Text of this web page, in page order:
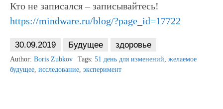
Кто не записался – записывайтесь!
https://mindware.ru/blog/?page_id=17722
30.09.2019 Будущее здоровье
Author: Boris Zubkov Tags: 51 день для изменений, желаемое
будущее, исследование, эксперимент